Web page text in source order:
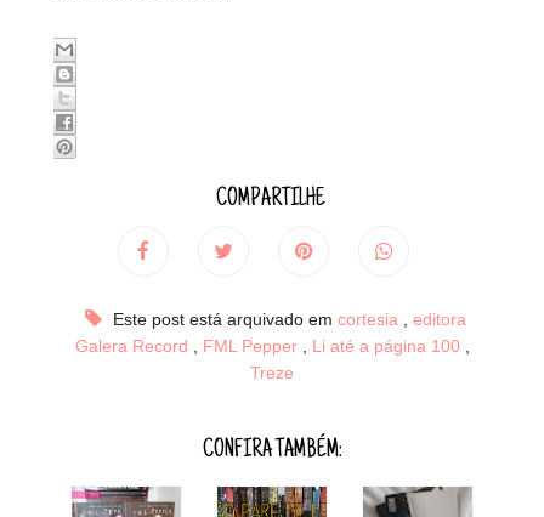
COMPARTILHE
Este post está arquivado em cortesia
editora
Galera Record
FML Pepper Li até a página 100
Treze
CONFIRA TAMBÉM: